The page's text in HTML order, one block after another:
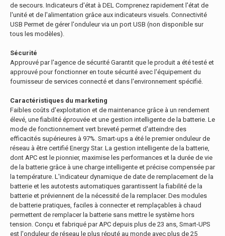
de secours. Indicateurs d'état à DEL Comprenez rapidement l'état de
l'unité et de l'alimentation grâce aux indicateurs visuels. Connectivité
USB Permet de gérer l'onduleur via un port USB (non disponible sur
tous les modèles).
Sécurité
Approuvé par l'agence de sécurité Garantit que le produit a été testé et
approuvé pour fonctionner en toute sécurité avec l'équipement du
fournisseur de services connecté et dans l'environnement spécifié.
Caractéristiques du marketing
Faibles coûts d'exploitation et de maintenance grâce à un rendement
élevé, une fiabilité éprouvée et une gestion intelligente de la batterie. Le
mode de fonctionnement vert breveté permet d'atteindre des
efficacités supérieures à 97%. Smart-ups a été le premier onduleur de
réseau à être certifié Energy Star. La gestion intelligente de la batterie,
dont APC est le pionnier, maximise les performances et la durée de vie
de la batterie grâce à une charge intelligente et précise compensée par
la température. L'indicateur dynamique de date de remplacement de la
batterie et les autotests automatiques garantissent la fiabilité de la
batterie et préviennent de la nécessité de la remplacer. Des modules
de batterie pratiques, faciles à connecter et remplaçables à chaud
permettent de remplacer la batterie sans mettre le système hors
tension. Conçu et fabriqué par APC depuis plus de 23 ans, Smart-UPS
est l'onduleur de réseau le plus réputé au monde avec plus de 25